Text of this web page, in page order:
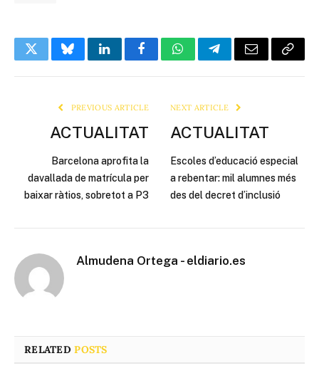
TwitterBlueskyLinkedInFacebookWhatsAppTelegramEmail Copy
PREVIOUS ARTICLE
ACTUALITAT
Barcelona aprofita la
davallada de matrícula per
baixar ràtios, sobretot a P3
NEXT ARTICLE
ACTUALITAT
Escoles d’educació especial
a rebentar: mil alumnes més
des del decret d’inclusió
Almudena Ortega - eldiario.es
RELATEDPOSTS